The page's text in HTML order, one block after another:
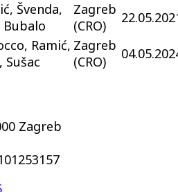
Švenda,
Bubalo
Zagreb
(CRO)
Ramić,
Sušac
Zagreb
(CRO)
Zagreb